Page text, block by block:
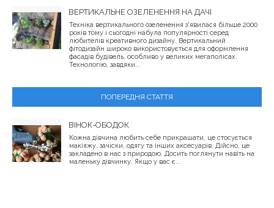
ВЕРТИКАЛЬНЕ ОЗЕЛЕНЕННЯ НА ДАЧІ
Техніка вертикального озеленення з'явилася більше 2000
років тому і сьогодні набула популярності серед
любителів креативного дизайну. Вертикальний
фітодизайн широко використовується для оформлення
фасадів будівель, особливо у великих мегаполісах.
Технологію, завдяки...
ПОПЕРЕДНЯ СТАТТЯ
ВІНОК-ОБОДОК
Кожна дівчина любить себе прикрашати, це стосується
макіяжу, зачіски, одягу та інших аксесуарів. Дійсно, це
закладено в нас з природою. Досить поглянути навіть на
маленьку дівчинку. Якщо у вас є...